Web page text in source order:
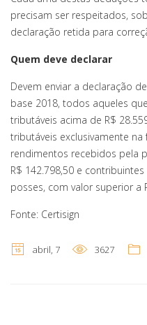
precisam ser respeitados,
declaração retida para
Quem deve declarar
Devem enviar a declaração
base 2018, todos aqueles
tributáveis acima de R$
tributáveis exclusivamente
rendimentos recebidos pela
R$ 142.798,50 e
posses, com valor superior a
Fonte: Certisign
abril, 7 3627